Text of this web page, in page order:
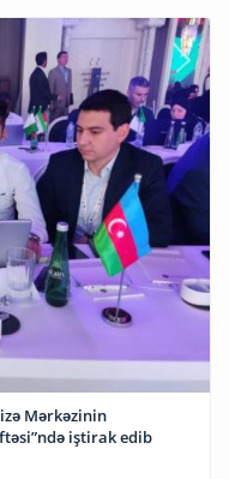
Mərkəzinin
iştirak edib